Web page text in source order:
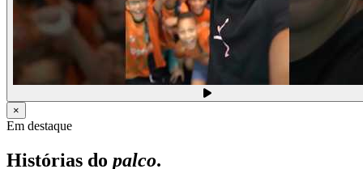
×
Em destaque
Histórias do palco.